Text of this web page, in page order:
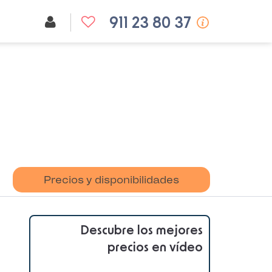
911 23 80 37
Precios y disponibilidades
Descubre los mejores
precios en vídeo